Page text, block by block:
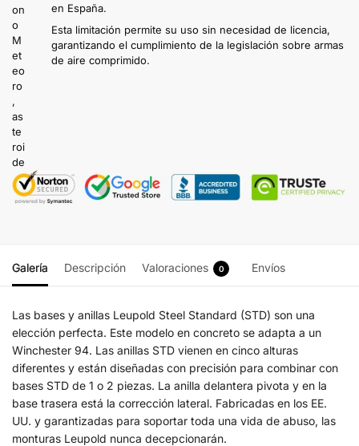
en España.
Esta limitación permite su uso sin necesidad de licencia,
garantizando el cumplimiento de la legislación sobre armas
de aire comprimido.
Galería Descripción Valoraciones 0 Envíos
Las bases y anillas Leupold Steel Standard (STD) son una
elección perfecta. Este modelo en concreto se adapta a un
Winchester 94. Las anillas STD vienen en cinco alturas
diferentes y están diseñadas con precisión para combinar con
bases STD de 1 o 2 piezas. La anilla delantera pivota y en la
base trasera está la corrección lateral. Fabricadas en los EE.
UU. y garantizadas para soportar toda una vida de abuso, las
monturas Leupold nunca decepcionarán.